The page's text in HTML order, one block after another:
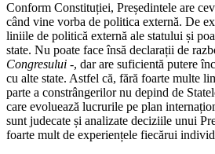
Conform Constituției, Președintele are
când vine vorba de politica externă. De
liniile de politică externă ale statului și
state. Nu poate face însă declarații de
Congresului -, dar are suficientă putere
cu alte state. Astfel că, fără foarte multe
parte a constrângerilor nu depind de
care evoluează lucrurile pe plan
sunt judecate și analizate deciziile unui
foarte mult de experiențele fiecărui